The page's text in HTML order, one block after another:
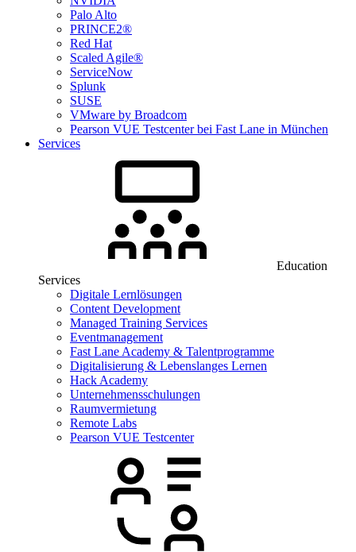
Palo Alto
PRINCE2®
Red Hat
Scaled Agile®
ServiceNow
Splunk
SUSE
VMware by Broadcom
Pearson VUE Testcenter bei Fast Lane in München
Services
Education
Services
Digitale Lernlösungen
Content Development
Managed Training Services
Eventmanagement
Fast Lane Academy & Talentprogramme
Digitalisierung & Lebenslanges Lernen
Hack Academy
Unternehmensschulungen
Raumvermietung
Remote Labs
Pearson VUE Testcenter